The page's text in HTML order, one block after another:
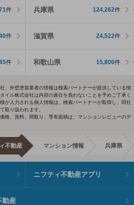
件 兵庫県 124,262件
件 滋賀県 24,522件
件 和歌山県 15,800件
、外壁塗装業者の情報は検索パートナーが提供している情
イル株式会社は内容の責任を負わないことを予めご了承く
が入力される個人情報は、検索パートナーが取得し、同社
取り扱われます。
格、賃料、間取り、専有面積は、マンションレビューのデ
不動産 マンション情報 兵庫県
ニフティ不動産アプリ
動産